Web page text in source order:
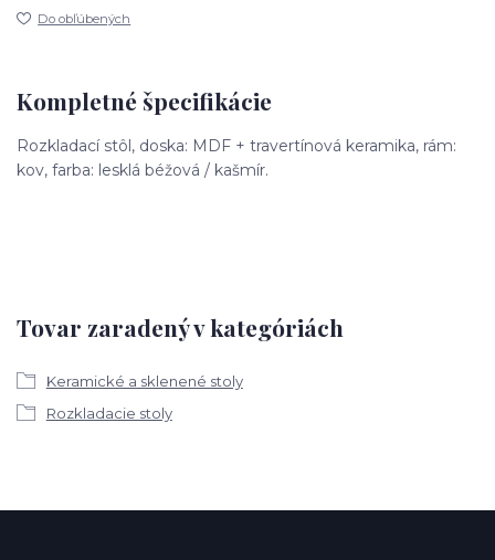
Do obľúbených
Kompletné špecifikácie
Rozkladací stôl, doska: MDF + travertínová keramika, rám:
kov, farba: lesklá béžová / kašmír.
Tovar zaradený v kategóriách
Keramické a sklenené stoly
Rozkladacie stoly